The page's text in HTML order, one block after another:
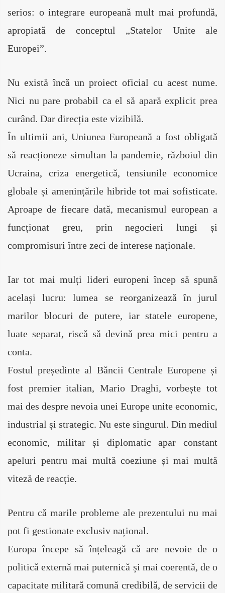
serios: o integrare europeană mult mai profundă,
apropiată de conceptul „Statelor Unite ale
Europei”.
Nu există încă un proiect oficial cu acest nume.
Nici nu pare probabil ca el să apară explicit prea
curând. Dar direcția este vizibilă.
În ultimii ani, Uniunea Europeană a fost obligată
să reacționeze simultan la pandemie, războiul din
Ucraina, criza energetică, tensiunile economice
globale și amenințările hibride tot mai sofisticate.
Aproape de fiecare dată, mecanismul european a
funcționat greu, prin negocieri lungi și
compromisuri între zeci de interese naționale.
Iar tot mai mulți lideri europeni încep să spună
același lucru: lumea se reorganizează în jurul
marilor blocuri de putere, iar statele europene,
luate separat, riscă să devină prea mici pentru a
conta.
Fostul președinte al Băncii Centrale Europene și
fost premier italian, Mario Draghi, vorbește tot
mai des despre nevoia unei Europe unite economic,
industrial și strategic. Nu este singurul. Din mediul
economic, militar și diplomatic apar constant
apeluri pentru mai multă coeziune și mai multă
viteză de reacție.
Pentru că marile probleme ale prezentului nu mai
pot fi gestionate exclusiv național.
Europa începe să înțeleagă că are nevoie de o
politică externă mai puternică și mai coerentă, de o
capacitate militară comună credibilă, de servicii de